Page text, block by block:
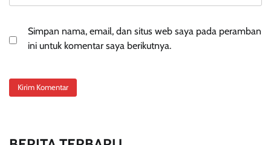
Simpan nama, email, dan situs web saya pada peramban
ini untuk komentar saya berikutnya.